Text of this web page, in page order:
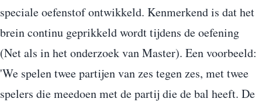
speciale oefenstof ontwikkeld. Kenmerkend is dat het
brein continu geprikkeld wordt tijdens de oefening
(Net als in het onderzoek van Master). Een voorbeeld:
'We spelen twee partijen van zes tegen zes, met twee
spelers die meedoen met de partij die de bal heeft. De